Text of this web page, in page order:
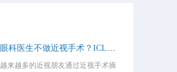
眼科医生不做近视手术？ICL比激光手术好？这些近视手术谣言，别再信了！
越来越多的近视朋友通过近视手术摘